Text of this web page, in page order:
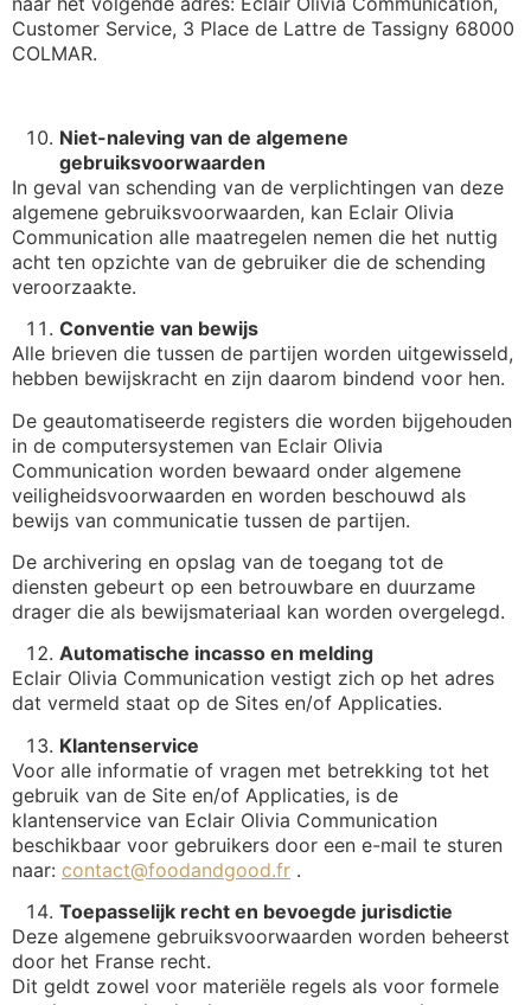
Customer Service, 3 Place de Lattre de Tassigny 68000
COLMAR.
Niet-naleving van de algemene
gebruiksvoorwaarden
In geval van schending van de verplichtingen van deze
algemene gebruiksvoorwaarden, kan Eclair Olivia
Communication alle maatregelen nemen die het nuttig
acht ten opzichte van de gebruiker die de schending
veroorzaakte.
Conventie van bewijs
Alle brieven die tussen de partijen worden uitgewisseld,
hebben bewijskracht en zijn daarom bindend voor hen.
De geautomatiseerde registers die worden bijgehouden
in de computersystemen van Eclair Olivia
Communication worden bewaard onder algemene
veiligheidsvoorwaarden en worden beschouwd als
bewijs van communicatie tussen de partijen.
De archivering en opslag van de toegang tot de
diensten gebeurt op een betrouwbare en duurzame
drager die als bewijsmateriaal kan worden overgelegd.
Automatische incasso en melding
Eclair Olivia Communication vestigt zich op het adres
dat vermeld staat op de Sites en/of Applicaties.
Klantenservice
Voor alle informatie of vragen met betrekking tot het
gebruik van de Site en/of Applicaties, is de
klantenservice van Eclair Olivia Communication
beschikbaar voor gebruikers door een e-mail te sturen
naar: contact@foodandgood.fr .
Toepasselijk recht en bevoegde jurisdictie
Deze algemene gebruiksvoorwaarden worden beheerst
door het Franse recht.
Dit geldt zowel voor materiële regels als voor formele